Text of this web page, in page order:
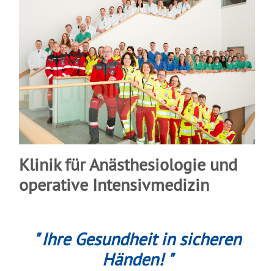
Klinik für Anästhesiologie und
operative Intensivmedizin
" Ihre Gesundheit in sicheren
Händen! "